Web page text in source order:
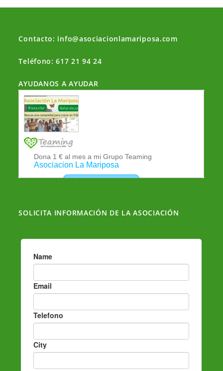
Contacto: info@asociacionlamariposa.com
Teléfono: 617 21 94 24
AYUDANOS A AYUDAR
SOLICITA INFORMACIÓN DE LA ASOCIACIÓN